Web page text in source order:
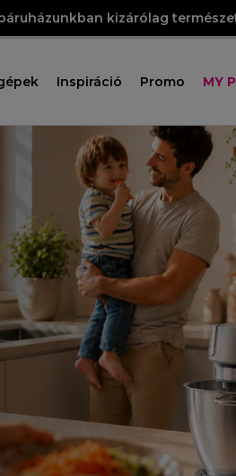
kizárólag
Inspiráció Promo MY